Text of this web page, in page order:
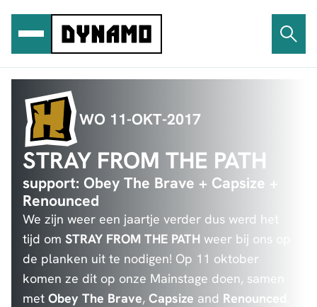
inhoud
WO 11-OKT-2017
STRAY FROM THE PATH
support: Obey The Brave + Capsize +
Renounced
We zijn weer een jaartje verder dus werd het
tijd om STRAY FROM THE PATH weer bij ons op
de planken uit te nodigen! Op 11 oktober
komen ze dit op onze Mainstage doen, samen
met Obey The Brave, Capsize and Renounced